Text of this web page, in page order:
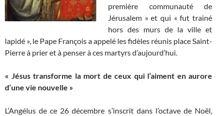
première communauté de
Jérusalem » et qui « fut trainé
hors des murs de la ville et
lapidé », le Pape François a appelé les fidèles réunis place Saint-
Pierre à prier et à penser à ces martyrs d’aujourd’hui.
« Jésus transforme la mort de ceux qui l’aiment en aurore
d’une vie nouvelle »
L’Angélus de ce 26 décembre s’inscrit dans l’octave de Noël,